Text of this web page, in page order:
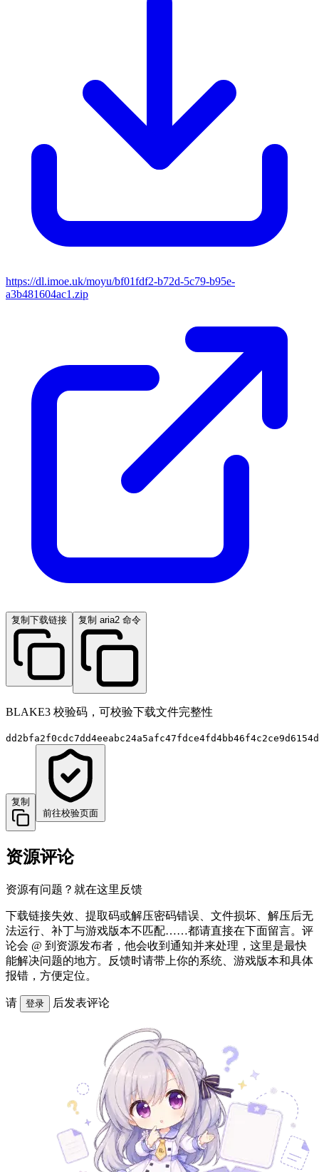
https://dl.imoe.uk/moyu/bf01fdf2-b72d-5c79-b95e-
a3b481604ac1.zip
复制下载链接 复制 aria2 命令
BLAKE3 校验码，可校验下载文件完整性
复制
前往校验页面
资源评论
资源有问题？就在这里反馈
下载链接失效、提取码或解压密码错误、文件损坏、解压后无
法运行、补丁与游戏版本不匹配……都请直接在下面留言。评
论会 @ 到资源发布者，他会收到通知并来处理，这里是最快
能解决问题的地方。反馈时请带上你的系统、游戏版本和具体
报错，方便定位。
请 登录 后发表评论